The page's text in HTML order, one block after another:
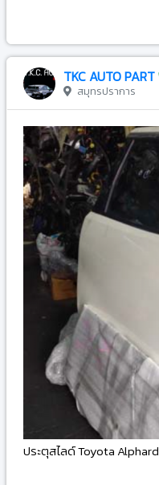
TKC AUTO PART
สมุทรปราการ
ประตุสไลด์ Toyota Alphard